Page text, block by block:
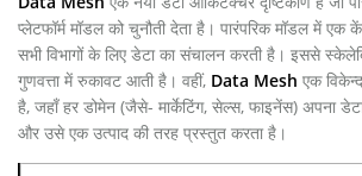
प्लेटफॉर्म मॉडल को चुनौती देता है। पारंपरिक मॉडल में एक
सभी विभागों के लिए डेटा का संचालन करती है। इससे
गुणवत्ता में रुकावट आती है। वहीं, Data Mesh एक
है, जहाँ हर डोमेन (जैसे- मार्केटिंग, सेल्स, फाइनेंस) अपना
और उसे एक उत्पाद की तरह प्रस्तुत करता है।